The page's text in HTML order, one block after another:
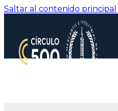
Saltar al contenido principal